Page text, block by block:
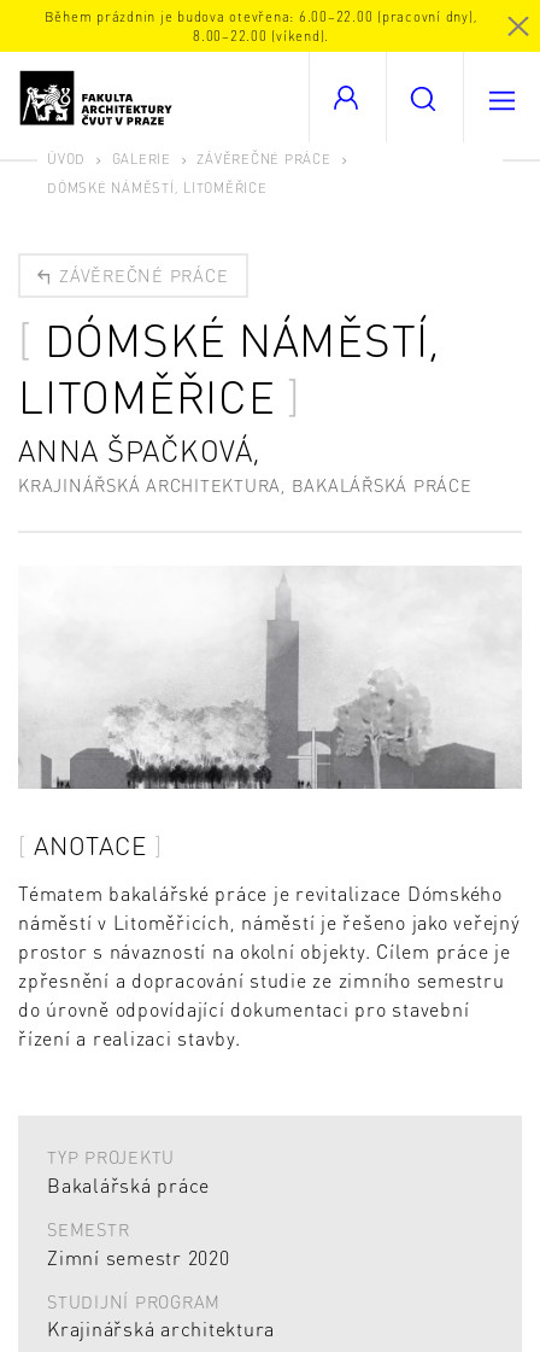
Během prázdnin je budova otevřena: 6.00–22.00 (pracovní dny),
8.00–22.00 (víkend).
ÚVOD GALERIE
ZÁVĚREČNÉ PRÁCE
DÓMSKÉ NÁMĚSTÍ, LITOMĚŘICE
ZÁVĚREČNÉ PRÁCE
DÓMSKÉ NÁMĚSTÍ,
LITOMĚŘICE
ANNA ŠPAČKOVÁ,
KRAJINÁŘSKÁ ARCHITEKTURA, BAKALÁŘSKÁ PRÁCE
ANOTACE
Tématem bakalářské práce je revitalizace Dómského
náměstí v Litoměřicích, náměstí je řešeno jako veřejný
prostor s návazností na okolní objekty. Cílem práce je
zpřesnění a dopracování studie ze zimního semestru
do úrovně odpovídající dokumentaci pro stavební
řízení a realizaci stavby.
TYP PROJEKTU
Bakalářská práce
SEMESTR
Zimní semestr 2020
STUDIJNÍ PROGRAM
Krajinářská architektura